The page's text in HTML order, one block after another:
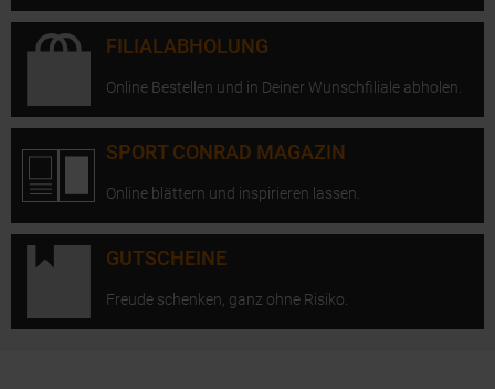
FILIALABHOLUNG
Online Bestellen und in Deiner Wunschfiliale abholen.
SPORT CONRAD MAGAZIN
Online blättern und inspirieren lassen.
GUTSCHEINE
Freude schenken, ganz ohne Risiko.